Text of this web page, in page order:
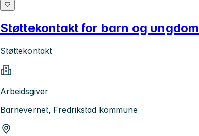
Støttekontakt for barn og ungdom
Støttekontakt
Arbeidsgiver
Barnevernet, Fredrikstad kommune